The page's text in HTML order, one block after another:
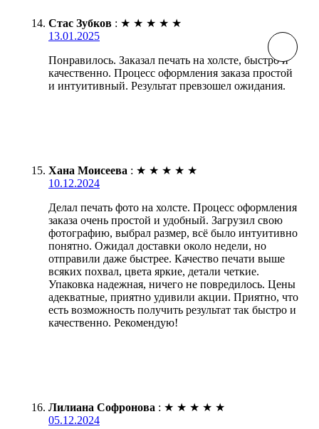
Стас Зубков : ★ ★ ★ ★ ★
13.01.2025
Понравилось. Заказал печать на холсте, быстро и
качественно. Процесс оформления заказа простой
и интуитивный. Результат превзошел ожидания.
Хана Моисеева : ★ ★ ★ ★ ★
10.12.2024
Делал печать фото на холсте. Процесс оформления
заказа очень простой и удобный. Загрузил свою
фотографию, выбрал размер, всё было интуитивно
понятно. Ожидал доставки около недели, но
отправили даже быстрее. Качество печати выше
всяких похвал, цвета яркие, детали четкие.
Упаковка надежная, ничего не повредилось. Цены
адекватные, приятно удивили акции. Приятно, что
есть возможность получить результат так быстро и
качественно. Рекомендую!
Лилиана Софронова : ★ ★ ★ ★ ★
05.12.2024